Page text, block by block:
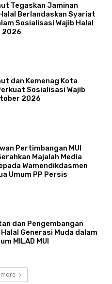
Tegaskan Jaminan
Berlandaskan Syariat
Sosialisasi Wajib Halal
2026
dan Kemenag Kota
Sosialisasi Wajib
2026
Pertimbangan MUI
Majalah Media
Wamendikdasmen
Umum PP Persis
dan Pengembangan
Generasi Muda dalam
MILAD MUI